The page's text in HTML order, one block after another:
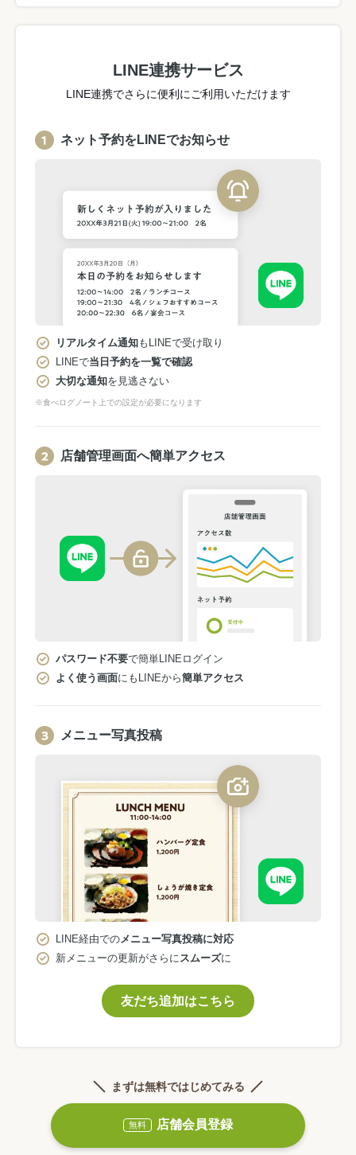
LINE連携サービス
LINE連携でさらに便利にご利用いただけます
ネット予約をLINEでお知らせ
リアルタイム通知もLINEで受け取り
LINEで当日予約を一覧で確認
大切な通知を見逃さない
※食べログノート上での設定が必要になります
店舗管理画面へ簡単アクセス
パスワード不要で簡単LINEログイン
よく使う画面にもLINEから簡単アクセス
メニュー写真投稿
LINE経由での メニュー写真投稿に対応
新メニューの更新がさらに スムーズに
友だち追加はこちら
まずは無料ではじめてみる
無料 店舗会員登録